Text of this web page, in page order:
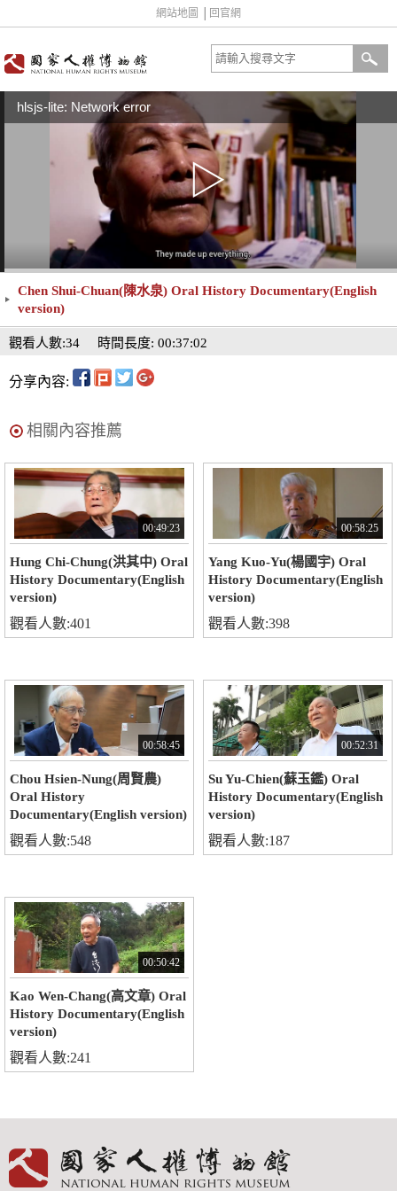
網站地圖 回官網
hlsjs-lite: Network error
Chen Shui-Chuan(陳水泉) Oral History Documentary(English
version)
時間長度: 00:37:02
觀看人數:34
分享內容:
相關內容推薦
00:49:23
Hung Chi-Chung(洪其中) Oral
History Documentary(English
version)
觀看人數:401
00:58:25
Yang Kuo-Yu(楊國宇) Oral
History Documentary(English
version)
觀看人數:398
00:58:45
Chou Hsien-Nung(周賢農)
Oral History
Documentary(English version)
觀看人數:548
00:52:31
Su Yu-Chien(蘇玉鑑) Oral
History Documentary(English
version)
觀看人數:187
00:50:42
Kao Wen-Chang(高文章) Oral
History Documentary(English
version)
觀看人數:241